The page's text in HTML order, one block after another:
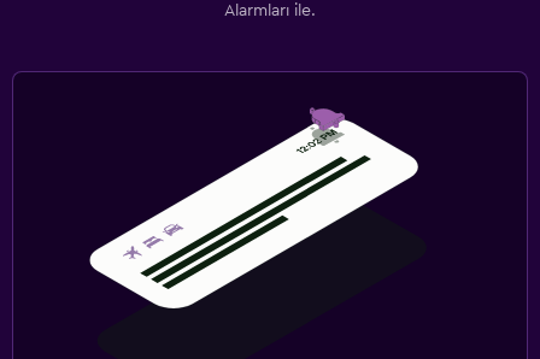
Alarmları ile.